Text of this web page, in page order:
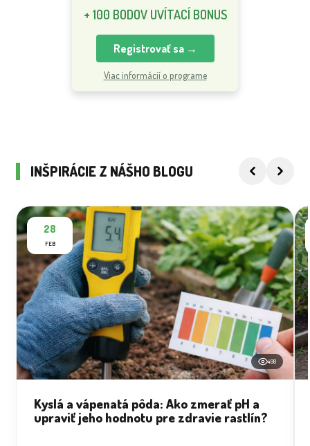
+ 100 BODOV UVÍTACÍ BONUS
Registrovať sa →
Viac informácií o programe
INŠPIRÁCIE Z NÁŠHO BLOGU
28
FEB
498
Kyslá a vápenatá pôda: Ako zmerať pH a
upraviť jeho hodnotu pre zdravie rastlín?